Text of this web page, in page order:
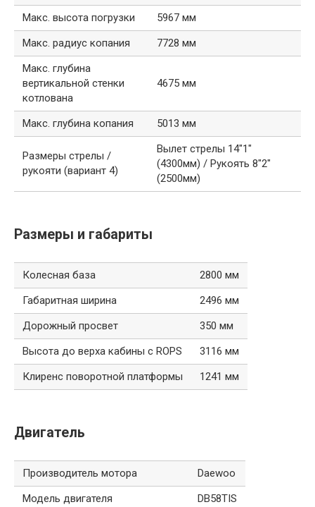
Макс. высота погрузки
5967 мм
Макс. радиус копания
7728 мм
Макс. глубина
вертикальной стенки
котлована
4675 мм
Макс. глубина копания 5013 мм
Размеры стрелы /
рукояти (вариант 4)
Вылет стрелы 14″1″
(4300мм) / Рукоять 8″2″
(2500мм)
Размеры и габариты
Колесная база
2800 мм
Габаритная ширина
2496 мм
Дорожный просвет
350 мм
Высота до верха кабины с ROPS
3116 мм
Клиренс поворотной платформы
1241 мм
Двигатель
Производитель мотора
Daewoo
Модель двигателя
DB58TIS